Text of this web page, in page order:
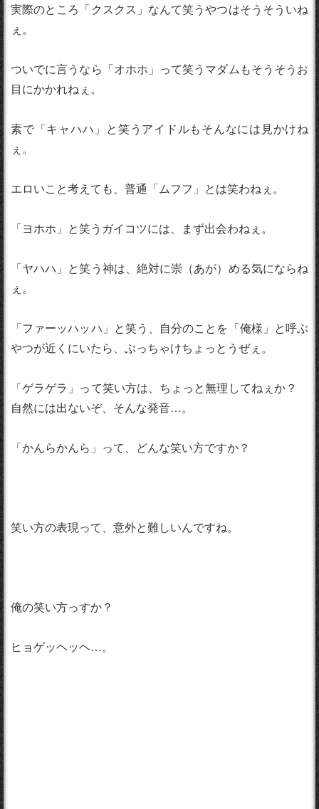
実際のところ「クスクス」なんて笑うやつはそうそういね
ぇ。
ついでに言うなら「オホホ」って笑うマダムもそうそうお
目にかかれねぇ。
素で「キャハハ」と笑うアイドルもそんなには見かけね
ぇ。
エロいこと考えても、普通「ムフフ」とは笑わねぇ。
「ヨホホ」と笑うガイコツには、まず出会わねぇ。
「ヤハハ」と笑う神は、絶対に崇（あが）める気にならね
ぇ。
「ファーッハッハ」と笑う、自分のことを「俺様」と呼ぶ
やつが近くにいたら、ぶっちゃけちょっとうぜぇ。
「ゲラゲラ」って笑い方は、ちょっと無理してねぇか？
自然には出ないぞ、そんな発音…。
「かんらかんら」って、どんな笑い方ですか？
笑い方の表現って、意外と難しいんですね。
俺の笑い方っすか？
ヒョゲッヘッヘ…。